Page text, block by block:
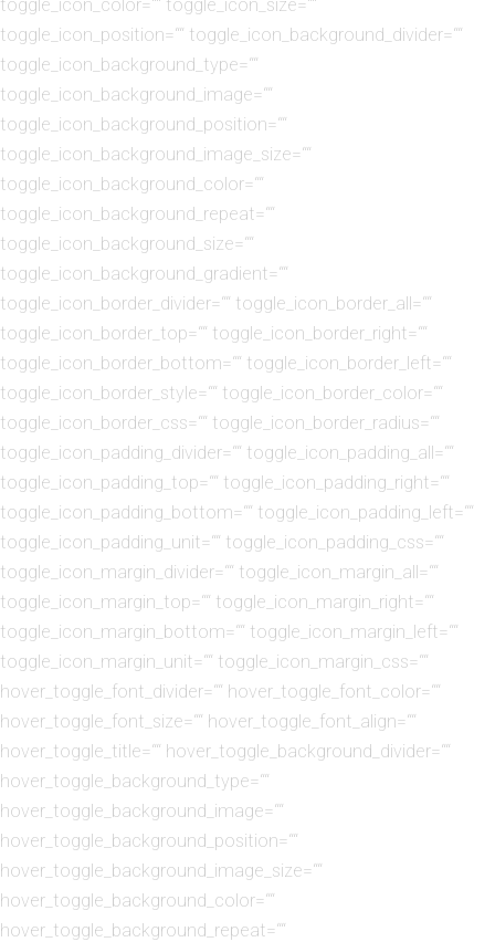
toggle_icon_color=““ toggle_icon_size=““
toggle_icon_position=““ toggle_icon_background_divider=““
toggle_icon_background_type=““
toggle_icon_background_image=““
toggle_icon_background_position=““
toggle_icon_background_image_size=““
toggle_icon_background_color=““
toggle_icon_background_repeat=““
toggle_icon_background_size=““
toggle_icon_background_gradient=““
toggle_icon_border_divider=““ toggle_icon_border_all=““
toggle_icon_border_top=““ toggle_icon_border_right=““
toggle_icon_border_bottom=““ toggle_icon_border_left=““
toggle_icon_border_style=““ toggle_icon_border_color=““
toggle_icon_border_css=““ toggle_icon_border_radius=““
toggle_icon_padding_divider=““ toggle_icon_padding_all=““
toggle_icon_padding_top=““ toggle_icon_padding_right=““
toggle_icon_padding_bottom=““ toggle_icon_padding_left=““
toggle_icon_padding_unit=““ toggle_icon_padding_css=““
toggle_icon_margin_divider=““ toggle_icon_margin_all=““
toggle_icon_margin_top=““ toggle_icon_margin_right=““
toggle_icon_margin_bottom=““ toggle_icon_margin_left=““
toggle_icon_margin_unit=““ toggle_icon_margin_css=““
hover_toggle_font_divider=““ hover_toggle_font_color=““
hover_toggle_font_size=““ hover_toggle_font_align=““
hover_toggle_title=““ hover_toggle_background_divider=““
hover_toggle_background_type=““
hover_toggle_background_image=““
hover_toggle_background_position=““
hover_toggle_background_image_size=““
hover_toggle_background_color=““
hover_toggle_background_repeat=““